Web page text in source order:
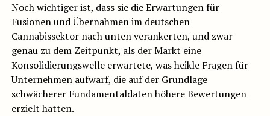
Noch wichtiger ist, dass sie die Erwartungen für
Fusionen und Übernahmen im deutschen
Cannabissektor nach unten verankerten, und zwar
genau zu dem Zeitpunkt, als der Markt eine
Konsolidierungswelle erwartete, was heikle Fragen für
Unternehmen aufwarf, die auf der Grundlage
schwächerer Fundamentaldaten höhere Bewertungen
erzielt hatten.